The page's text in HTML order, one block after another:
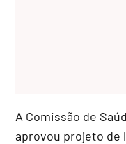
A Comissão de
aprovou projeto de